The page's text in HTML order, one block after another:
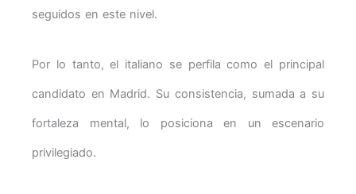
seguidos en este nivel.
Por lo tanto, el italiano se perfila como el principal
candidato en Madrid. Su consistencia, sumada a su
fortaleza mental, lo posiciona en un escenario
privilegiado.